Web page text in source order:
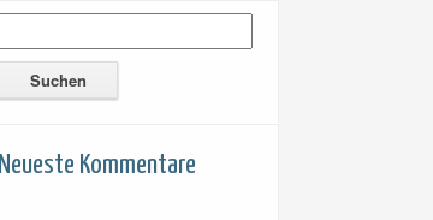
Neueste Kommentare